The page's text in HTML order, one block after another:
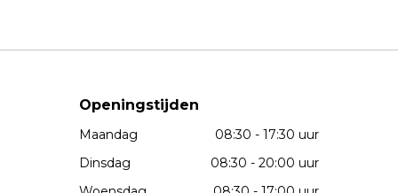
Openingstijden
Maandag
08:30 - 17:30 uur
Dinsdag
08:30 - 20:00 uur